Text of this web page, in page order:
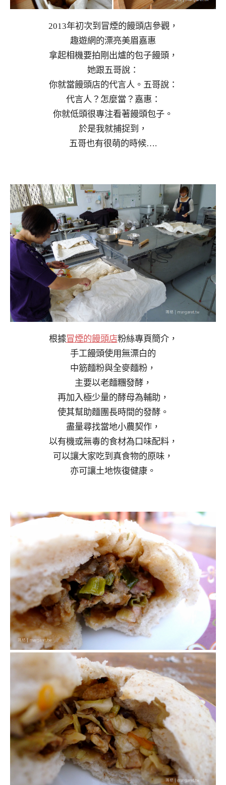
2013年初次到冒煙的饅頭店參觀，
趣遊網的漂亮美眉嘉惠
拿起相機要拍剛出爐的包子饅頭，
她跟五哥說：
你就當饅頭店的代言人。五哥說：
代言人？怎麼當？嘉惠：
你就低頭很專注看著饅頭包子。
於是我就捕捉到，
五哥也有很萌的時候….
根據冒煙的饅頭店粉絲專頁簡介，
手工饅頭使用無漂白的
中筋麵粉與全麥麵粉，
主要以老麵糰發酵，
再加入極少量的酵母為輔助，
使其幫助麵團長時間的發酵。
盡量尋找當地小農契作，
以有機或無毒的食材為口味配料，
可以讓大家吃到真食物的原味，
亦可讓土地恢復健康。